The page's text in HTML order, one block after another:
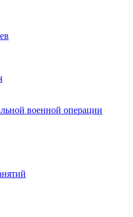
военной операции